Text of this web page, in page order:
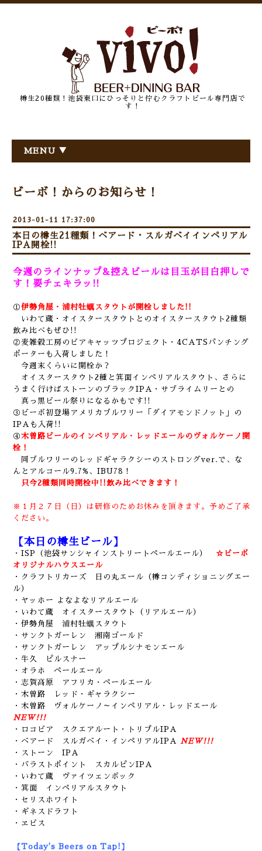
樽生20種類！池袋東口にひっそりと佇むクラフトビール専門店で
す！
MENU ▼
ビーボ！からのお知らせ！
2013-01-11 17:37:00
本日の樽生21種類！ベアード・スルガベイインペリアル
IPA開栓!!
今週のラインナップ&控えビールは目玉が目白押しで
す！要チェキラッ!!
①伊勢角屋・浦村牡蠣スタウトが開栓しました!!
いわて蔵・オイスタースタウトとのオイスタースタウト2種類
飲み比べもぜひ!!
②麦雑穀工房のビアキャッツプロジェクト・4CATSパンチング
ポーターも入荷しました！
今週末くらいに開栓か？
オイスタースタウト2種と箕面インペリアルスタウト、さらに
うまく行けばストーンのブラックIPA・サブライムリーとの
真っ黒ビール祭りになるかもです!!
③ビーボ初登場アメリカブルワリー「ダイアモンドノット」の
IPAも入荷!!
④木曽路ビールのインペリアル・レッドエールのヴォルケーノ開
栓！
同ブルワリーのレッドギャラクシーのストロングver.で、な
んとアルコール9.7%、IBU78！
只今2種類同時開栓中!!飲み比べできます！
※１月２７日（日）は研修のためお休みを頂きます。予めご了承
ください。
【本日の樽生ビール】
・ISP（池袋サンシャインストリートペールエール）
☆ビーボ
オリジナルハウスエール
・クラフトリカーズ 日の丸エール（樽コンディショニングエー
ル）
・ヤッホー よなよなリアルエール
・いわて蔵 オイスタースタウト（リアルエール）
・伊勢角屋 浦村牡蠣スタウト
・サンクトガーレン 湘南ゴールド
・サンクトガーレン アップルシナモンエール
・牛久 ピルスナー
・オラホ ペールエール
・志賀高原 アフリカ・ペールエール
・木曽路 レッド・ギャラクシー
・木曽路 ヴォルケーノ～インペリアル・レッドエール
NEW!!!
・ロコビア スクエアルート・トリプルIPA
・ベアード スルガベイ・インペリアルIPA
NEW!!!
・ストーン IPA
・バラストポイント スカルピンIPA
・いわて蔵 ヴァイツェンボック
・箕面 インペリアルスタウト
・セリスホワイト
・ギネスドラフト
・ヱビス
【Today's Beers on Tap!】